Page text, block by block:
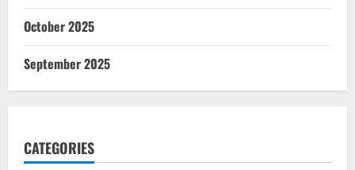
October 2025
September 2025
CATEGORIES